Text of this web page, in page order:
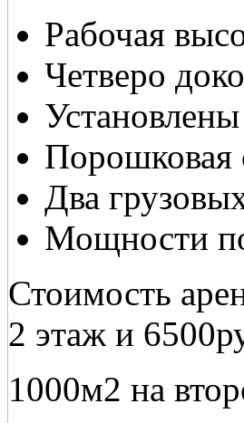
Рабочая
Четверо
Порошковая
Два
Мощности
Стоимость
2 этаж и
1000м2 на